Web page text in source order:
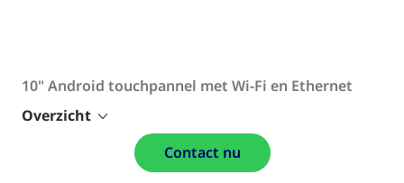
10" Android touchpannel met Wi-Fi en Ethernet
Overzicht
Contact nu